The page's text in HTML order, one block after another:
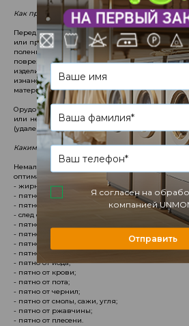
Как правильно устранить свежее пятно?
Перед использованием любого чистящего
или приготовленного самостоятельно,
поленитесь, ведь это позволит вам
повреждений. Если у вас нет отдельного
изделие (они часто прилагаются к вещи при
изнаночной стороны на малозаметном
материала, можете приступать к обработке
Орудовать нужно ватой или ватным диском,
или небольшим кусочком ткани. Сначала это
(удаление пыли), затем - влажная (собственно
Какими бывают пятна?
Немаловажный вопрос, от ответа на
оптимального варианта чистки. Так, на вашей
- жирное пятно;
- пятно от вина, шампанского, пива и других
- пятно от ягод, фруктов и соков;
- след от губной помады и косметики;
- пятно от грязи и зелени;
- пятно от молока и молочных продуктов;
- пятно от шоколада, кофе и чая;
- пятно от краски и лака;
- пятно от йода;
- пятно от крови;
- пятно от пота;
- пятно от чернил;
- пятно от смолы, сажи, угля;
- пятно от ржавчины;
- пятно от плесени.
Я согласен на
компанией
Отправить